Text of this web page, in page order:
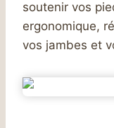
soutenir vos
ergonomique,
vos jambes et